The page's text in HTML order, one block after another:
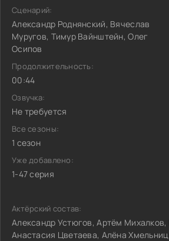
Сценарий:
Александр Роднянский, Вячеслав
Муругов, Тимур Вайнштейн, Олег
Осипов
Продолжительность:
00:44
Озвучка:
Не требуется
Все сезоны:
1 сезон
Уже добавлено:
1-47 серия
Актёрский состав:
Александр Устюгов, Артём Михалков,
Анастасия Цветаева, Алёна